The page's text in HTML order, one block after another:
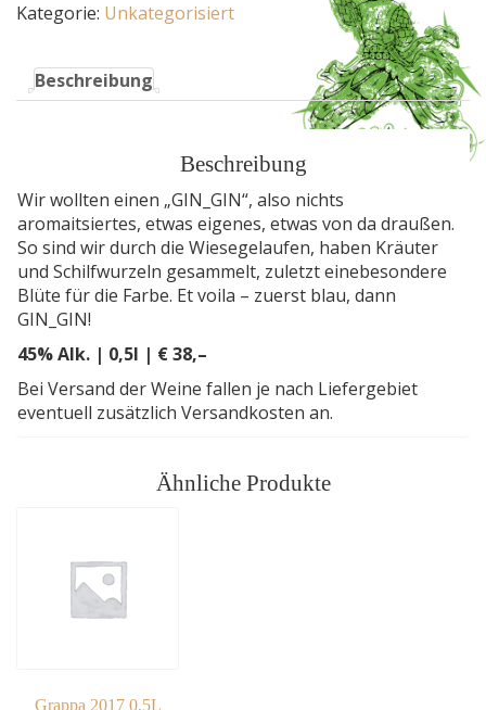
Kategorie: Unkategorisiert
Beschreibung
Beschreibung
Wir wollten einen „GIN_GIN“, also nichts
aromaitsiertes, etwas eigenes, etwas von da draußen.
So sind wir durch die Wiesegelaufen, haben Kräuter
und Schilfwurzeln gesammelt, zuletzt einebesondere
Blüte für die Farbe. Et voila – zuerst blau, dann
GIN_GIN!
45% Alk. | 0,5l | € 38,–
Bei Versand der Weine fallen je nach Liefergebiet
eventuell zusätzlich Versandkosten an.
Ähnliche Produkte
Grappa 2017 0,5L